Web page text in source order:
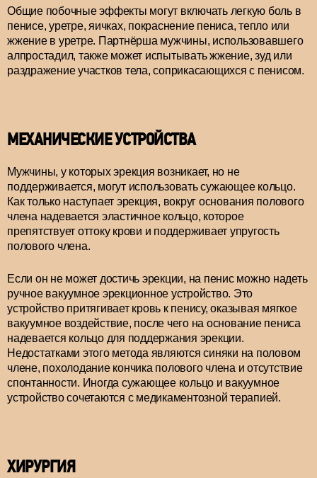
Общие побочные эффекты могут включать легкую боль в
пенисе, уретре, яичках, покраснение пениса, тепло или
жжение в уретре. Партнёрша мужчины, использовавшего
алпростадил, также может испытывать жжение, зуд или
раздражение участков тела, соприкасающихся с пенисом.
МЕХАНИЧЕСКИЕ УСТРОЙСТВА
Мужчины, у которых эрекция возникает, но не
поддерживается, могут использовать сужающее кольцо.
Как только наступает эрекция, вокруг основания полового
члена надевается эластичное кольцо, которое
препятствует оттоку крови и поддерживает упругость
полового члена.
Если он не может достичь эрекции, на пенис можно надеть
ручное вакуумное эрекционное устройство. Это
устройство притягивает кровь к пенису, оказывая мягкое
вакуумное воздействие, после чего на основание пениса
надевается кольцо для поддержания эрекции.
Недостатками этого метода являются синяки на половом
члене, похолодание кончика полового члена и отсутствие
спонтанности. Иногда сужающее кольцо и вакуумное
устройство сочетаются с медикаментозной терапией.
ХИРУРГИЯ